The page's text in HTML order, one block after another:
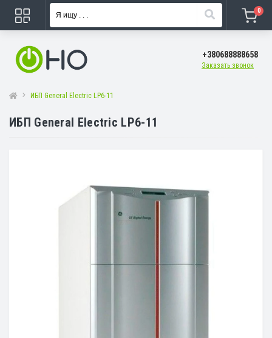
0
+380688888658
Заказать звонок
ИБП General Electric LP6-11
ИБП General Electric LP6-11